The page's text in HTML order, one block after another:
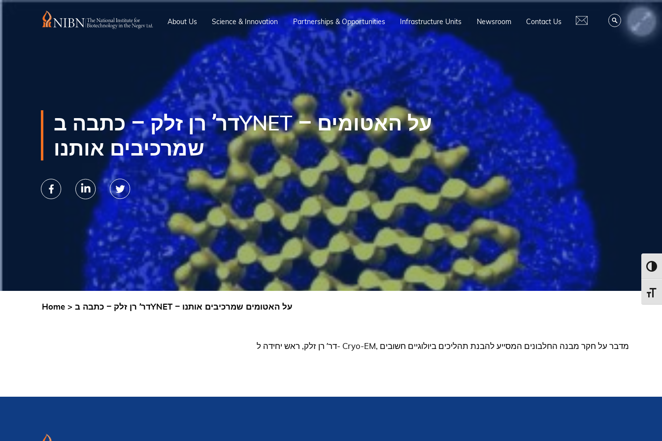
About Us Science & Innovation Partnerships & Opportunities Infrastructure Units Newsroom Contact Us
דר’ רן זלק – כתבה בYNET – על האטומים
שמרכיבים אותנו
Home > דר’ רן זלק – כתבה בYNET – על האטומים שמרכיבים אותנו
דר’ רן זלק, ראש יחידה ל- Cryo-EM, מדבר על חקר מבנה החלבונים המסייע להבנת תהליכים ביולוגיים חשובים